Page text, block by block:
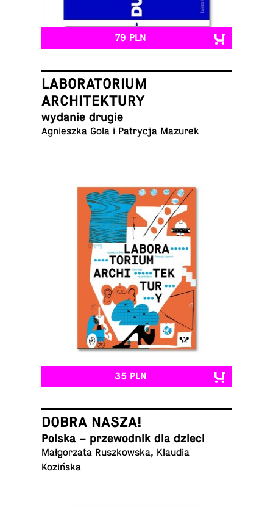
79 PLN
LABORATORIUM
ARCHITEKTURY
wydanie drugie
Agniesz­ka Gola i Pa­try­cja Mazurek
35 PLN
DOBRA NASZA!
Polska – prze­wod­nik dla dzieci
Mał­go­rza­ta Rusz­kow­ska, Klaudia
Kozińska